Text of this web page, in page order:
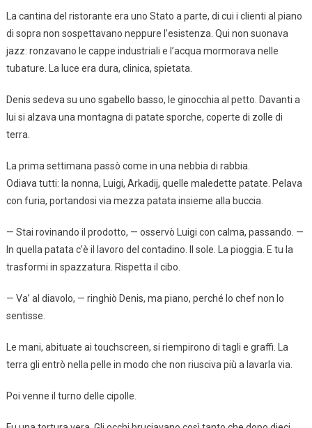
La cantina del ristorante era uno Stato a parte, di cui i clienti al piano
di sopra non sospettavano neppure l’esistenza. Qui non suonava
jazz: ronzavano le cappe industriali e l’acqua mormorava nelle
tubature. La luce era dura, clinica, spietata.
Denis sedeva su uno sgabello basso, le ginocchia al petto. Davanti a
lui si alzava una montagna di patate sporche, coperte di zolle di
terra.
La prima settimana passò come in una nebbia di rabbia.
Odiava tutti: la nonna, Luigi, Arkadij, quelle maledette patate. Pelava
con furia, portandosi via mezza patata insieme alla buccia.
— Stai rovinando il prodotto, — osservò Luigi con calma, passando. —
In quella patata c’è il lavoro del contadino. Il sole. La pioggia. E tu la
trasformi in spazzatura. Rispetta il cibo.
— Va’ al diavolo, — ringhiò Denis, ma piano, perché lo chef non lo
sentisse.
Le mani, abituate ai touchscreen, si riempirono di tagli e graffi. La
terra gli entrò nella pelle in modo che non riusciva più a lavarla via.
Poi venne il turno delle cipolle.